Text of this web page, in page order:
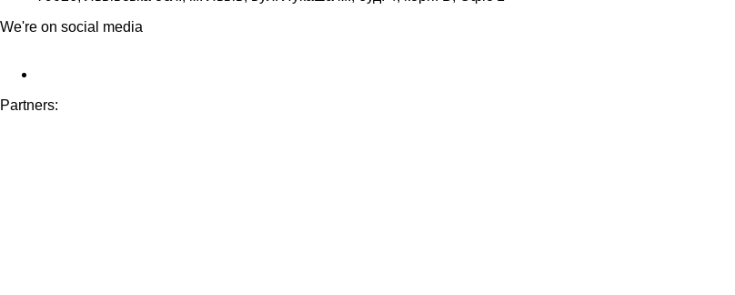
We're on social media
Partners: